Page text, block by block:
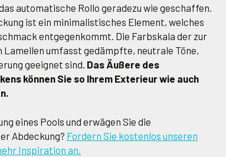
automatische Rollo geradezu wie geschaffen.
ist ein minimalistisches Element, welches
entgegenkommt. Die Farbskala der zur
Lamellen umfasst gedämpfte, neutrale Töne,
geeignet sind. Das Äußere des
können Sie so Ihrem Exterieur wie auch
eines Pools und erwägen Sie die
Abdeckung? Fordern Sie kostenlos unseren
Inspiration an.